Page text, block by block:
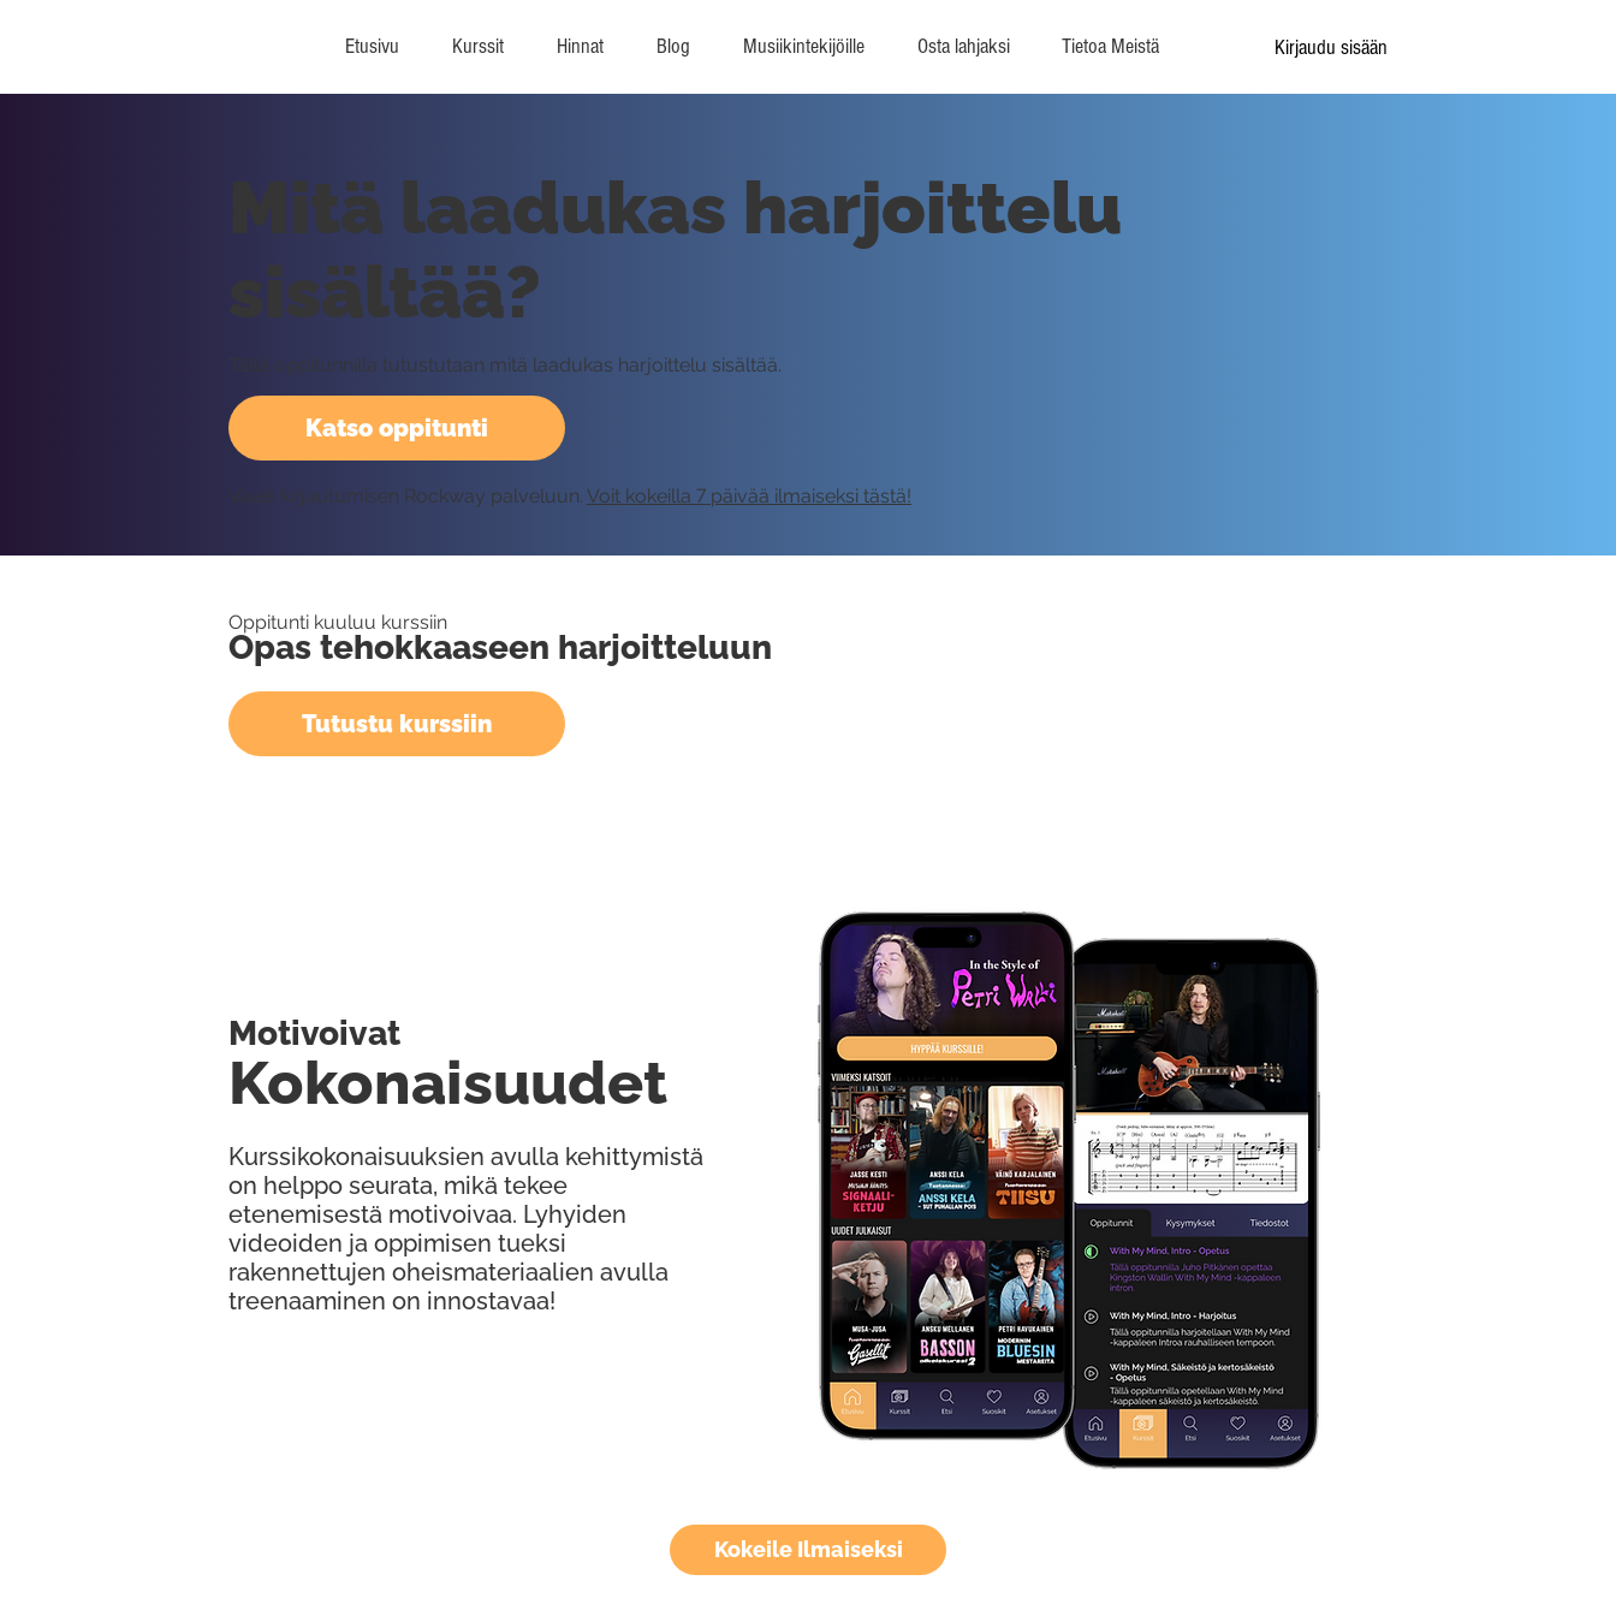
Etusivu Kurssit Hinnat Blog Musiikintekijöille Osta lahjaksi Tietoa Meistä Kirjaudu sisään
Kokeile Ilmaiseksi
Katso oppitunti
Mitä laadukas harjoittelu
sisältää?
Tällä oppitunnilla tutustutaan mitä laadukas harjoittelu sisältää.
Vaatii kirjautumisen Rockway palveluun. Voit kokeilla 7 päivää ilmaiseksi tästä!
Oppitunti kuuluu kurssiin
Opas tehokkaaseen harjoitteluun
Tutustu kurssiin
Kurssikokonaisuuksien avulla kehittymistä
on helppo seurata, mikä tekee
etenemisestä motivoivaa. Lyhyiden
videoiden ja oppimisen tueksi
rakennettujen oheismateriaalien avulla
treenaaminen on innostavaa!
Kokonaisuudet
Motivoivat